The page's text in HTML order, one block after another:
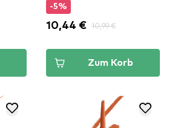
-5%
10,44 € 10,99 €
Zum Korb